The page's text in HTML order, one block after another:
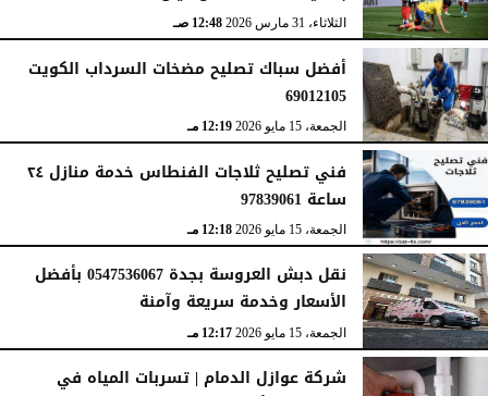
الثلاثاء، 31 مارس 2026 12:48 صـ
أفضل سباك تصليح مضخات السرداب الكويت
69012105
الجمعة، 15 مايو 2026 12:19 مـ
فني تصليح ثلاجات الفنطاس خدمة منازل ٢٤
ساعة 97839061
الجمعة، 15 مايو 2026 12:18 مـ
نقل دبش العروسة بجدة 0547536067 بأفضل
الأسعار وخدمة سريعة وآمنة
الجمعة، 15 مايو 2026 12:17 مـ
شركة عوازل الدمام | تسربات المياه في